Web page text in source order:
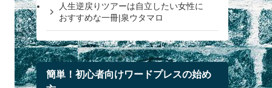
人生逆戻りツアーは自立したい女性に
おすすめな一冊|泉ウタマロ
簡単！初心者向けワードプレスの始め